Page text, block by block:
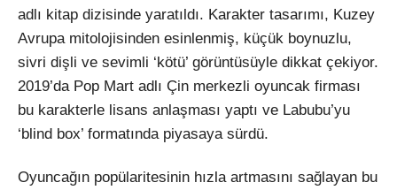
adlı kitap dizisinde yaratıldı. Karakter tasarımı, Kuzey
Avrupa mitolojisinden esinlenmiş, küçük boynuzlu,
sivri dişli ve sevimli ‘kötü’ görüntüsüyle dikkat çekiyor.
2019’da Pop Mart adlı Çin merkezli oyuncak firması
bu karakterle lisans anlaşması yaptı ve Labubu’yu
‘blind box’ formatında piyasaya sürdü.
Oyuncağın popülaritesinin hızla artmasını sağlayan bu